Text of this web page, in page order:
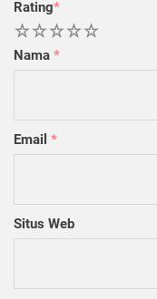
Rating*
5
4
3
2
Nama *
Email *
Situs Web